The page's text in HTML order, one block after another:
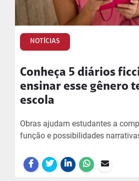
NOTÍCIAS
Conheça 5 diários
ensinar esse gênero
escola
Obras ajudam estudantes a
função e possibilidades